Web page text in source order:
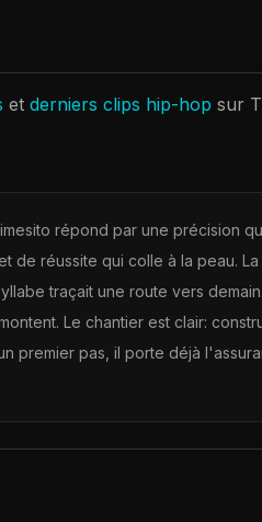
et derniers clips hip-hop sur
répond par une précision
de réussite qui colle à la peau.
traçait une route vers
Le chantier est clair:
premier pas, il porte déjà